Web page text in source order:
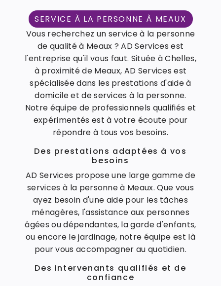
SERVICE À LA PERSONNE À MEAUX
Vous recherchez un service à la personne
de qualité à Meaux ? AD Services est
l'entreprise qu'il vous faut. Située à Chelles,
à proximité de Meaux, AD Services est
spécialisée dans les prestations d'aide à
domicile et de services à la personne.
Notre équipe de professionnels qualifiés et
expérimentés est à votre écoute pour
répondre à tous vos besoins.
Des prestations adaptées à vos
besoins
AD Services propose une large gamme de
services à la personne à Meaux. Que vous
ayez besoin d'une aide pour les tâches
ménagères, l'assistance aux personnes
âgées ou dépendantes, la garde d'enfants,
ou encore le jardinage, notre équipe est là
pour vous accompagner au quotidien.
Des intervenants qualifiés et de
confiance